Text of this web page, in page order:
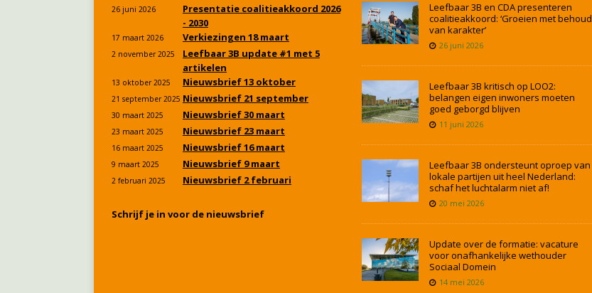
26 juni 2026
Presentatie coalitieakkoord 2026
- 2030
17 maart 2026 Verkiezingen 18 maart
2 november 2025
Leefbaar 3B update #1 met 5
artikelen
13 oktober 2025 Nieuwsbrief 13 oktober
21 september 2025 Nieuwsbrief 21 september
30 maart 2025 Nieuwsbrief 30 maart
23 maart 2025 Nieuwsbrief 23 maart
16 maart 2025 Nieuwsbrief 16 maart
9 maart 2025 Nieuwsbrief 9 maart
2 februari 2025 Nieuwsbrief 2 februari
Schrijf je in voor de nieuwsbrief
Leefbaar 3B en CDA presenteren
coalitieakkoord: ‘Groeien met behoud
van karakter’
26 juni 2026
Leefbaar 3B kritisch op LOO2:
belangen eigen inwoners moeten
goed geborgd blijven
11 juni 2026
Leefbaar 3B ondersteunt oproep van
lokale partijen uit heel Nederland:
schaf het luchtalarm niet af!
20 mei 2026
Update over de formatie: vacature
voor onafhankelijke wethouder
Sociaal Domein
14 mei 2026